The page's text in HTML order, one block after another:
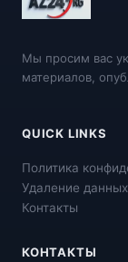
Мы просим вас
материалов,
QUICK LINKS
Политика
Удаление данных
Контакты
КОНТАКТЫ